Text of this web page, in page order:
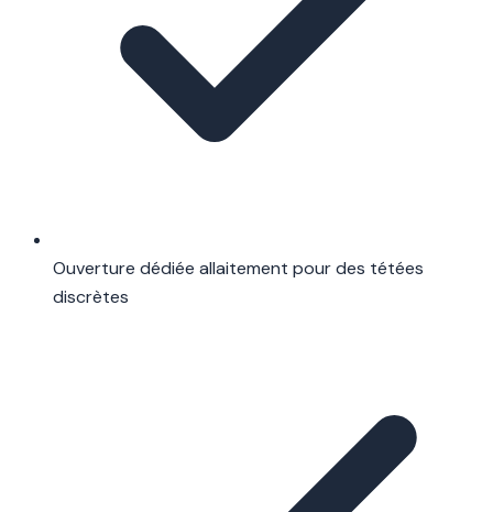
Ouverture dédiée allaitement pour des tétées
discrètes